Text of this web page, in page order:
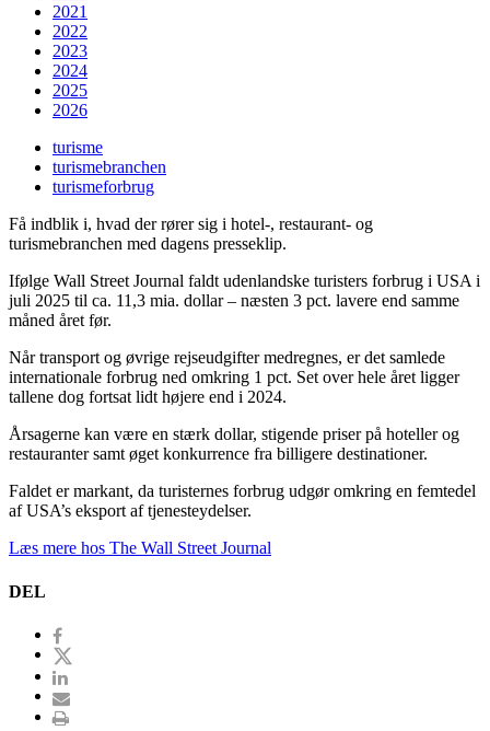
2021
2022
2023
2024
2025
2026
turisme
turismebranchen
turismeforbrug
Få indblik i, hvad der rører sig i hotel-, restaurant- og
turismebranchen med dagens presseklip.
Ifølge Wall Street Journal faldt udenlandske turisters forbrug i USA i
juli 2025 til ca. 11,3 mia. dollar – næsten 3 pct. lavere end samme
måned året før.
Når transport og øvrige rejseudgifter medregnes, er det samlede
internationale forbrug ned omkring 1 pct. Set over hele året ligger
tallene dog fortsat lidt højere end i 2024.
Årsagerne kan være en stærk dollar, stigende priser på hoteller og
restauranter samt øget konkurrence fra billigere destinationer.
Faldet er markant, da turisternes forbrug udgør omkring en femtedel
af USA’s eksport af tjenesteydelser.
Læs mere hos The Wall Street Journal
DEL